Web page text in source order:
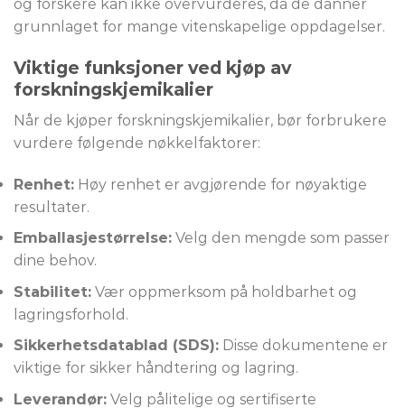
og forskere kan ikke overvurderes, da de danner
grunnlaget for mange vitenskapelige oppdagelser.
Viktige funksjoner ved kjøp av
forskningskjemikalier
Når de kjøper forskningskjemikalier, bør forbrukere
vurdere følgende nøkkelfaktorer:
Renhet: Høy renhet er avgjørende for nøyaktige
resultater.
Emballasjestørrelse: Velg den mengde som passer
dine behov.
Stabilitet: Vær oppmerksom på holdbarhet og
lagringsforhold.
Sikkerhetsdatablad (SDS): Disse dokumentene er
viktige for sikker håndtering og lagring.
Leverandør: Velg pålitelige og sertifiserte